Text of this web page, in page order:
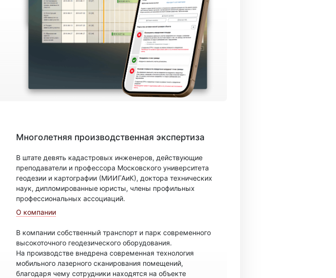
Многолетняя производственная экспертиза
В штате девять кадастровых инженеров, действующие
преподаватели и профессора Московского университета
геодезии и картографии (МИИГАиК), доктора технических
наук, дипломированные юристы, члены профильных
профессиональных ассоциаций.
О компании
В компании собственный транспорт и парк современного
высокоточного геодезического оборудования.
На производстве внедрена современная технология
мобильного лазерного сканирования помещений,
благодаря чему сотрудники находятся на объекте